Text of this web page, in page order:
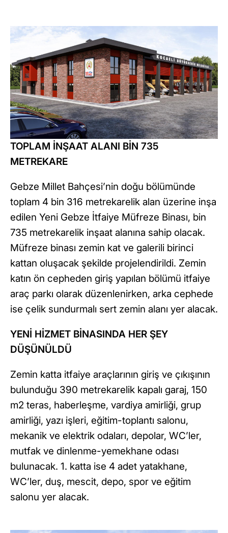
TOPLAM İNŞAAT ALANI BİN 735
METREKARE
Gebze Millet Bahçesi’nin doğu bölümünde
toplam 4 bin 316 metrekarelik alan üzerine inşa
edilen Yeni Gebze İtfaiye Müfreze Binası, bin
735 metrekarelik inşaat alanına sahip olacak.
Müfreze binası zemin kat ve galerili birinci
kattan oluşacak şekilde projelendirildi. Zemin
katın ön cepheden giriş yapılan bölümü itfaiye
araç parkı olarak düzenlenirken, arka cephede
ise çelik sundurmalı sert zemin alanı yer alacak.
YENİ HİZMET BİNASINDA HER ŞEY
DÜŞÜNÜLDÜ
Zemin katta itfaiye araçlarının giriş ve çıkışının
bulunduğu 390 metrekarelik kapalı garaj, 150
m2 teras, haberleşme, vardiya amirliği, grup
amirliği, yazı işleri, eğitim-toplantı salonu,
mekanik ve elektrik odaları, depolar, WC’ler,
mutfak ve dinlenme-yemekhane odası
bulunacak. 1. katta ise 4 adet yatakhane,
WC’ler, duş, mescit, depo, spor ve eğitim
salonu yer alacak.